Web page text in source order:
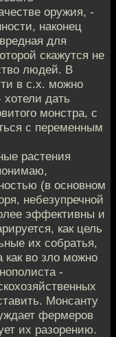
оружия, -
наконец
для
скажутся не
людей. В
в с.х. можно
дать
монстра, с
с переменным
растения
(в основном
небезупречной
эффективны и
как цель
их собратья,
как во зло можно
-
Монсанту
фермеров
их разорению.